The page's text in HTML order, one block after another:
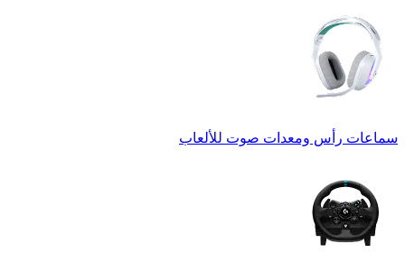
سماعات رأس ومعدات صوت للألعاب